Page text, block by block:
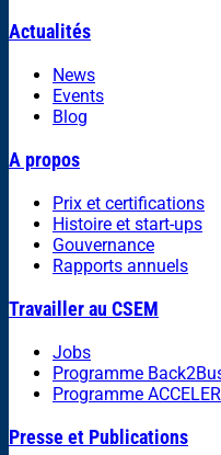
Actualités
News
Events
Blog
A propos
Prix et certifications
Histoire et start-ups
Gouvernance
Rapports annuels
Travailler au CSEM
Jobs
Programme
Programme
Presse et Publications